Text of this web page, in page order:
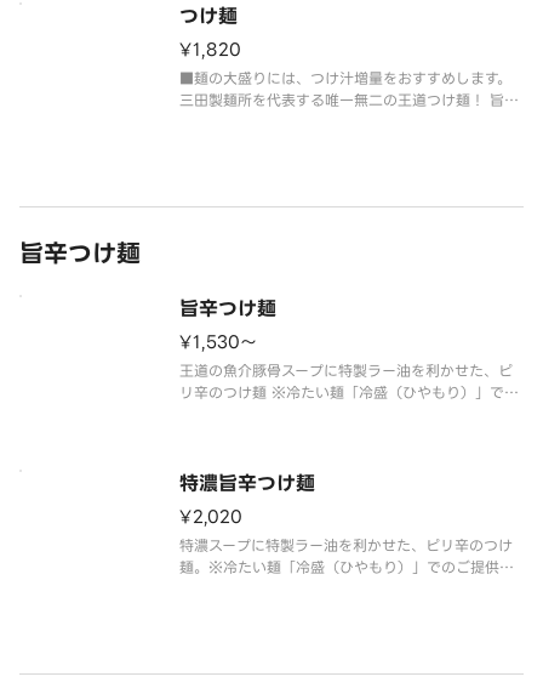
つけ麺
¥1,820
■麺の大盛りには、つけ汁増量をおすすめします。
三田製麺所を代表する唯一無二の王道つけ麺！ 旨み
※冷たい麺「冷盛
旨辛つけ麺
旨辛つけ麺
¥1,530〜
王道の魚介豚骨スープに特製ラー油を利かせた、ピ
リ辛のつけ麺 ※冷たい麺「冷盛（ひやもり）」での
特濃旨辛つけ麺
¥2,020
特濃スープに特製ラー油を利かせた、ピリ辛のつけ
麺。※冷たい麺「冷盛（ひやもり）」でのご提供と